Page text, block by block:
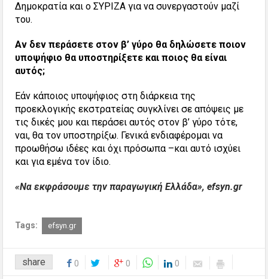
Δημοκρατία και ο ΣΥΡΙΖΑ για να συνεργαστούν μαζί
του.
Αν δεν περάσετε στον β’ γύρο θα δηλώσετε ποιον
υποψήφιο θα υποστηρίξετε και ποιος θα είναι
αυτός;
Εάν κάποιος υποψήφιος στη διάρκεια της
προεκλογικής εκστρατείας συγκλίνει σε απόψεις με
τις δικές μου και περάσει αυτός στον β’ γύρο τότε,
ναι, θα τον υποστηρίξω. Γενικά ενδιαφέρομαι να
προωθήσω ιδέες και όχι πρόσωπα –και αυτό ισχύει
και για εμένα τον ίδιο.
«Να εκφράσουμε την παραγωγική Ελλάδα», efsyn.gr
Tags: efsyn.gr
share 0 0 0